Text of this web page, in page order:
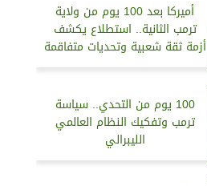
أميركا بعد 100 يوم من ولاية
ترمب الثانية.. استطلاع يكشف
أزمة ثقة شعبية وتحديات متفاقمة
100 يوم من التحدي.. سياسة
ترمب وتفكيك النظام العالمي
الليبرالي